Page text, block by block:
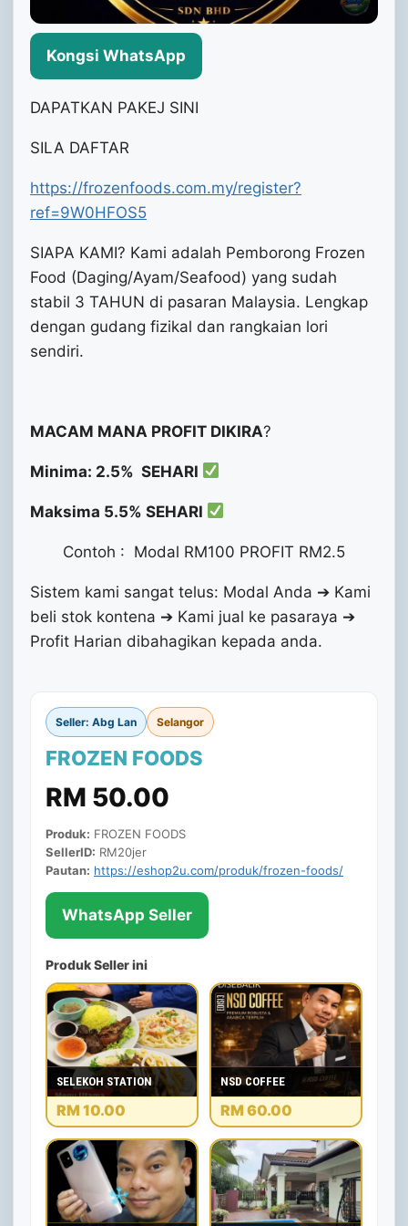
Kongsi WhatsApp
DAPATKAN PAKEJ SINI
SILA DAFTAR
https://frozenfoods.com.my/register?
ref=9W0HFOS5
SIAPA KAMI? Kami adalah Pemborong Frozen
Food (Daging/Ayam/Seafood) yang sudah
stabil 3 TAHUN di pasaran Malaysia. Lengkap
dengan gudang fizikal dan rangkaian lori
sendiri.
MACAM MANA PROFIT DIKIRA?
Minima: 2.5% SEHARI
Maksima 5.5% SEHARI
Contoh : Modal RM100 PROFIT RM2.5
Sistem kami sangat telus: Modal Anda ➔ Kami
beli stok kontena ➔ Kami jual ke pasaraya ➔
Profit Harian dibahagikan kepada anda.
Seller: Abg Lan Selangor
FROZEN FOODS
RM 50.00
Produk: FROZEN FOODS
SellerID: RM20jer
Pautan: https://eshop2u.com/produk/frozen-foods/
WhatsApp Seller
Produk Seller ini
SELEKOH STATION
RM 10.00
NSD COFFEE
RM 60.00